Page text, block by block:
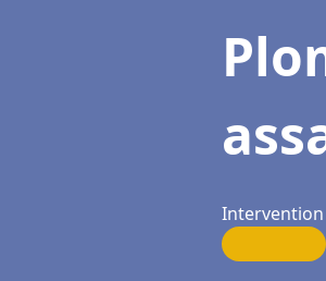
Intervention